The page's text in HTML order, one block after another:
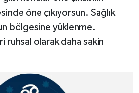
öne çıkıyorsun. Sağlık
bölgesine yüklenme.
ruhsal olarak daha sakin